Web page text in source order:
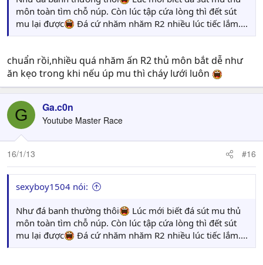
môn toàn tìm chỗ núp. Còn lúc tập cứa lòng thì đết sút
mu lại được
Đá cứ nhăm nhăm R2 nhiều lúc tiếc lắm....
chuẩn rồi,nhiều quá nhăm ấn R2 thủ môn bắt dễ như
ăn kẹo trong khi nếu úp mu thì cháy lưới luôn
G Ga.c0n
Youtube Master Race
16/1/13 #16
sexyboy1504 nói:
Như đá banh thường thôi
Lúc mới biết đá sút mu thủ
môn toàn tìm chỗ núp. Còn lúc tập cứa lòng thì đết sút
mu lại được
Đá cứ nhăm nhăm R2 nhiều lúc tiếc lắm....